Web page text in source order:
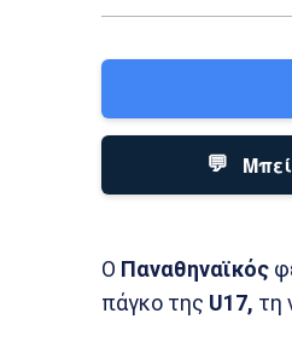
💬
Ο Παναθηναϊκός
πάγκο της U17, τη